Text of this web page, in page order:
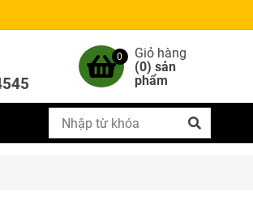
0
Giỏ hàng
(0) sản
phẩm